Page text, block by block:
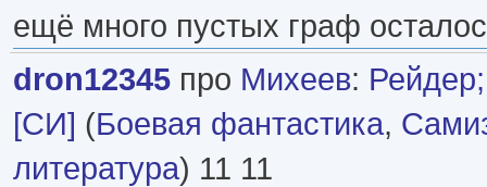
ещё много пустых граф
dron12345 про Михеев:
[СИ] (Боевая фантастика,
литература) 11 11